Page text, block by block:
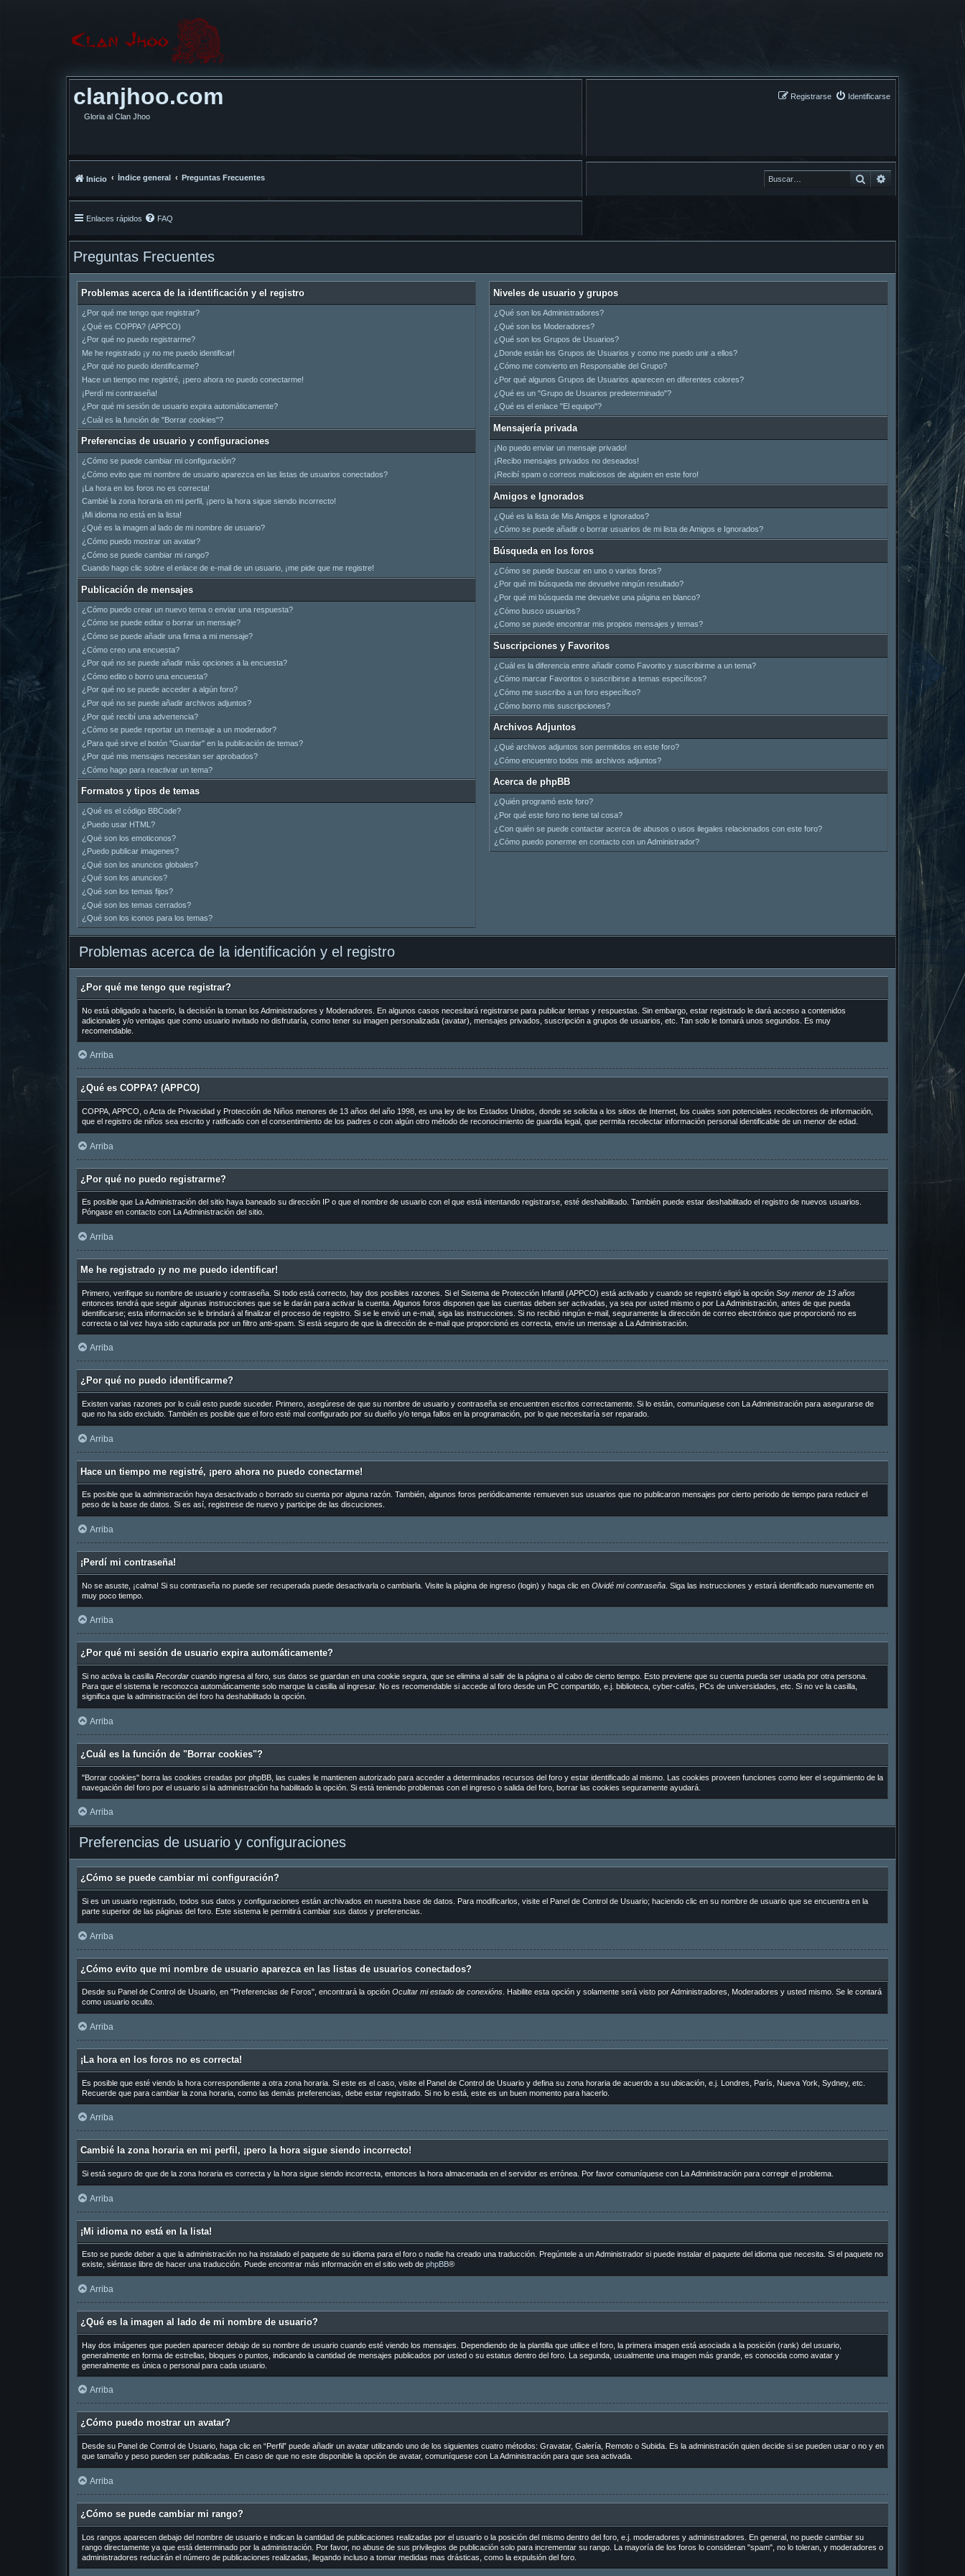
clanjhoo.com
Gloria al Clan Jhoo
Identificarse
Registrarse
Buscar
Inicio Índice general Preguntas Frecuentes
Enlaces rápidos FAQ
Preguntas Frecuentes
Problemas acerca de la identificación y el registro
¿Por qué me tengo que registrar?
¿Qué es COPPA? (APPCO)
¿Por qué no puedo registrarme?
Me he registrado ¡y no me puedo identificar!
¿Por qué no puedo identificarme?
Hace un tiempo me registré, ¡pero ahora no puedo conectarme!
¡Perdí mi contraseña!
¿Por qué mi sesión de usuario expira automáticamente?
¿Cuál es la función de "Borrar cookies"?
Preferencias de usuario y configuraciones
¿Cómo se puede cambiar mi configuración?
¿Cómo evito que mi nombre de usuario aparezca en las listas de usuarios conectados?
¡La hora en los foros no es correcta!
Cambié la zona horaria en mi perfil, ¡pero la hora sigue siendo incorrecto!
¡Mi idioma no está en la lista!
¿Qué es la imagen al lado de mi nombre de usuario?
¿Cómo puedo mostrar un avatar?
¿Cómo se puede cambiar mi rango?
Cuando hago clic sobre el enlace de e-mail de un usuario, ¡me pide que me registre!
Publicación de mensajes
¿Cómo puedo crear un nuevo tema o enviar una respuesta?
¿Cómo se puede editar o borrar un mensaje?
¿Cómo se puede añadir una firma a mi mensaje?
¿Cómo creo una encuesta?
¿Por qué no se puede añadir más opciones a la encuesta?
¿Cómo edito o borro una encuesta?
¿Por qué no se puede acceder a algún foro?
¿Por qué no se puede añadir archivos adjuntos?
¿Por qué recibí una advertencia?
¿Cómo se puede reportar un mensaje a un moderador?
¿Para qué sirve el botón "Guardar" en la publicación de temas?
¿Por qué mis mensajes necesitan ser aprobados?
¿Cómo hago para reactivar un tema?
Formatos y tipos de temas
¿Qué es el código BBCode?
¿Puedo usar HTML?
¿Qué son los emoticonos?
¿Puedo publicar imagenes?
¿Qué son los anuncios globales?
¿Qué son los anuncios?
¿Qué son los temas fijos?
¿Qué son los temas cerrados?
¿Qué son los iconos para los temas?
Niveles de usuario y grupos
¿Qué son los Administradores?
¿Qué son los Moderadores?
¿Qué son los Grupos de Usuarios?
¿Donde están los Grupos de Usuarios y como me puedo unir a ellos?
¿Cómo me convierto en Responsable del Grupo?
¿Por qué algunos Grupos de Usuarios aparecen en diferentes colores?
¿Qué es un "Grupo de Usuarios predeterminado"?
¿Qué es el enlace "El equipo"?
Mensajería privada
¡No puedo enviar un mensaje privado!
¡Recibo mensajes privados no deseados!
¡Recibí spam o correos maliciosos de alguien en este foro!
Amigos e Ignorados
¿Qué es la lista de Mis Amigos e Ignorados?
¿Cómo se puede añadir o borrar usuarios de mi lista de Amigos e Ignorados?
Búsqueda en los foros
¿Cómo se puede buscar en uno o varios foros?
¿Por qué mi búsqueda me devuelve ningún resultado?
¿Por qué mi búsqueda me devuelve una página en blanco?
¿Cómo busco usuarios?
¿Como se puede encontrar mis propios mensajes y temas?
Suscripciones y Favoritos
¿Cuál es la diferencia entre añadir como Favorito y suscribirme a un tema?
¿Cómo marcar Favoritos o suscribirse a temas específicos?
¿Cómo me suscribo a un foro específico?
¿Cómo borro mis suscripciones?
Archivos Adjuntos
¿Qué archivos adjuntos son permitidos en este foro?
¿Cómo encuentro todos mis archivos adjuntos?
Acerca de phpBB
¿Quién programó este foro?
¿Por qué este foro no tiene tal cosa?
¿Con quién se puede contactar acerca de abusos o usos ilegales relacionados con este foro?
¿Cómo puedo ponerme en contacto con un Administrador?
Problemas acerca de la identificación y el registro
¿Por qué me tengo que registrar?
No está obligado a hacerlo, la decisión la toman los Administradores y Moderadores. En algunos casos necesitará registrarse para publicar temas y respuestas. Sin embargo, estar registrado le dará acceso a contenidos
adicionales y/o ventajas que como usuario invitado no disfrutaría, como tener su imagen personalizada (avatar), mensajes privados, suscripción a grupos de usuarios, etc. Tan solo le tomará unos segundos. Es muy
recomendable.
Arriba
¿Qué es COPPA? (APPCO)
COPPA, APPCO, o Acta de Privacidad y Protección de Niños menores de 13 años del año 1998, es una ley de los Estados Unidos, donde se solicita a los sitios de Internet, los cuales son potenciales recolectores de información,
que el registro de niños sea escrito y ratificado con el consentimiento de los padres o con algún otro método de reconocimiento de guardia legal, que permita recolectar información personal identificable de un menor de edad.
Arriba
¿Por qué no puedo registrarme?
Es posible que La Administración del sitio haya baneado su dirección IP o que el nombre de usuario con el que está intentando registrarse, esté deshabilitado. También puede estar deshabilitado el registro de nuevos usuarios.
Póngase en contacto con La Administración del sitio.
Arriba
Me he registrado ¡y no me puedo identificar!
Primero, verifique su nombre de usuario y contraseña. Si todo está correcto, hay dos posibles razones. Si el Sistema de Protección Infantil (APPCO) está activado y cuando se registró eligió la opción Soy menor de 13 años
entonces tendrá que seguir algunas instrucciones que se le darán para activar la cuenta. Algunos foros disponen que las cuentas deben ser activadas, ya sea por usted mismo o por La Administración, antes de que pueda
identificarse; esta información se le brindará al finalizar el proceso de registro. Si se le envió un e-mail, siga las instrucciones. Si no recibió ningún e-mail, seguramente la dirección de correo electrónico que proporcionó no es
correcta o tal vez haya sido capturada por un filtro anti-spam. Si está seguro de que la dirección de e-mail que proporcionó es correcta, envíe un mensaje a La Administración.
Arriba
¿Por qué no puedo identificarme?
Existen varias razones por lo cuál esto puede suceder. Primero, asegúrese de que su nombre de usuario y contraseña se encuentren escritos correctamente. Si lo están, comuníquese con La Administración para asegurarse de
que no ha sido excluido. También es posible que el foro esté mal configurado por su dueño y/o tenga fallos en la programación, por lo que necesitaría ser reparado.
Arriba
Hace un tiempo me registré, ¡pero ahora no puedo conectarme!
Es posible que la administración haya desactivado o borrado su cuenta por alguna razón. También, algunos foros periódicamente remueven sus usuarios que no publicaron mensajes por cierto periodo de tiempo para reducir el
peso de la base de datos. Si es así, registrese de nuevo y participe de las discuciones.
Arriba
¡Perdí mi contraseña!
No se asuste, ¡calma! Si su contraseña no puede ser recuperada puede desactivarla o cambiarla. Visite la página de ingreso (login) y haga clic en Olvidé mi contraseña. Siga las instrucciones y estará identificado nuevamente en
muy poco tiempo.
Arriba
¿Por qué mi sesión de usuario expira automáticamente?
Si no activa la casilla Recordarcuando ingresa al foro, sus datos se guardan en una cookie segura, que se elimina al salir de la página o al cabo de cierto tiempo. Esto previene que su cuenta pueda ser usada por otra persona.
Para que el sistema le reconozca automáticamente solo marque la casilla al ingresar. No es recomendable si accede al foro desde un PC compartido, e.j. biblioteca, cyber-cafés, PCs de universidades, etc. Si no ve la casilla,
significa que la administración del foro ha deshabilitado la opción.
Arriba
¿Cuál es la función de "Borrar cookies"?
"Borrar cookies" borra las cookies creadas por phpBB, las cuales le mantienen autorizado para acceder a determinados recursos del foro y estar identificado al mismo. Las cookies proveen funciones como leer el seguimiento de la
navegación del foro por el usuario si la administración ha habilitado la opción. Si está teniendo problemas con el ingreso o salida del foro, borrar las cookies seguramente ayudará.
Arriba
Preferencias de usuario y configuraciones
¿Cómo se puede cambiar mi configuración?
Si es un usuario registrado, todos sus datos y configuraciones están archivados en nuestra base de datos. Para modificarlos, visite el Panel de Control de Usuario; haciendo clic en su nombre de usuario que se encuentra en la
parte superior de las páginas del foro. Este sistema le permitirá cambiar sus datos y preferencias.
Arriba
¿Cómo evito que mi nombre de usuario aparezca en las listas de usuarios conectados?
Desde su Panel de Control de Usuario, en "Preferencias de Foros", encontrará la opción Ocultar mi estado de conexións. Habilite esta opción y solamente será visto por Administradores, Moderadores y usted mismo. Se le contará
como usuario oculto.
Arriba
¡La hora en los foros no es correcta!
Es posible que esté viendo la hora correspondiente a otra zona horaria. Si este es el caso, visite el Panel de Control de Usuario y defina su zona horaria de acuerdo a su ubicación, e.j. Londres, París, Nueva York, Sydney, etc.
Recuerde que para cambiar la zona horaria, como las demás preferencias, debe estar registrado. Si no lo está, este es un buen momento para hacerlo.
Arriba
Cambié la zona horaria en mi perfil, ¡pero la hora sigue siendo incorrecto!
Si está seguro de que de la zona horaria es correcta y la hora sigue siendo incorrecta, entonces la hora almacenada en el servidor es errónea. Por favor comuníquese con La Administración para corregir el problema.
Arriba
¡Mi idioma no está en la lista!
Esto se puede deber a que la administración no ha instalado el paquete de su idioma para el foro o nadie ha creado una traducción. Pregúntele a un Administrador si puede instalar el paquete del idioma que necesita. Si el paquete no
existe, siéntase libre de hacer una traducción. Puede encontrar más información en el sitio web de phpBB®
Arriba
¿Qué es la imagen al lado de mi nombre de usuario?
Hay dos imágenes que pueden aparecer debajo de su nombre de usuario cuando esté viendo los mensajes. Dependiendo de la plantilla que utilice el foro, la primera imagen está asociada a la posición (rank) del usuario,
generalmente en forma de estrellas, bloques o puntos, indicando la cantidad de mensajes publicados por usted o su estatus dentro del foro. La segunda, usualmente una imagen más grande, es conocida como avatar y
generalmente es única o personal para cada usuario.
Arriba
¿Cómo puedo mostrar un avatar?
Desde su Panel de Control de Usuario, haga clic en “Perfil” puede añadir un avatar utilizando uno de los siguientes cuatro métodos: Gravatar, Galería, Remoto o Subida. Es la administración quien decide si se pueden usar o no y en
que tamaño y peso pueden ser publicadas. En caso de que no este disponible la opción de avatar, comuníquese con La Administración para que sea activada.
Arriba
¿Cómo se puede cambiar mi rango?
Los rangos aparecen debajo del nombre de usuario e indican la cantidad de publicaciones realizadas por el usuario o la posición del mismo dentro del foro, e.j. moderadores y administradores. En general, no puede cambiar su
rango directamente ya que está determinado por la administración. Por favor, no abuse de sus privilegios de publicación solo para incrementar su rango. La mayoría de los foros lo consideran "spam", no lo toleran, y moderadores o
administradores reducirán el número de publicaciones realizadas, llegando incluso a tomar medidas mas drásticas, como la expulsión del foro.